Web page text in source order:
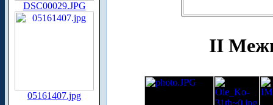
DSC00029.JPG
05161407.jpg
II